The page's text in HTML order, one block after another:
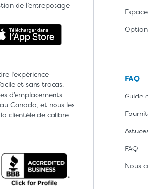
de l’entreposage
l'application dans Google Play
Téléchargez
l’expérience
et sans tracas.
d’emplacements
Canada, et nous les
clientèle de calibre
FAQ
Guide
FAQ
Nous